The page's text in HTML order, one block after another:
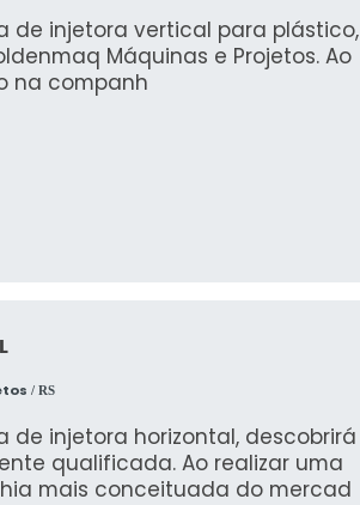
de injetora vertical para plástico,
Máquinas e Projetos. Ao
na companh
/ RS
de injetora horizontal, descobrirá
qualificada. Ao realizar uma
mais conceituada do mercad